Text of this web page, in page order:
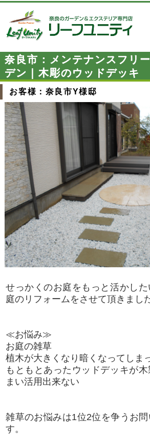
奈良市：メンテナンスフリ
デン｜木彫のウッドデッキ
お客様：奈良市Y様邸
せっかくのお庭をもっと活かし
庭のリフォームをさせて頂きまし
≪お悩み≫
お庭の雑草
植木が大きくなり暗くなってしま
もともとあったウッドデッキが
まい活用出来ない
雑草のお悩みは1位2位を争うお
す。